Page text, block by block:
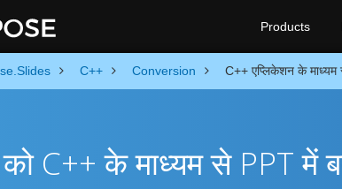
Products
C++ Conversion C++ एप्लिकेशन के
C++ के माध्यम से PPT में